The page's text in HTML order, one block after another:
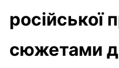
російської
сюжетами